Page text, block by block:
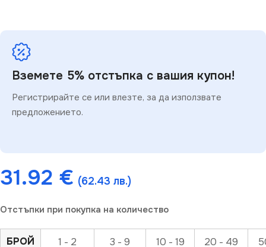
Вземете 5% отстъпка с вашия купон!
Регистрирайте се или влезте, за да използвате
предложението.
31.92 € (62.43 лв.)
Отстъпки при покупка на количество
БРОЙ 1 - 2 3 - 9 10 - 19 20 - 49